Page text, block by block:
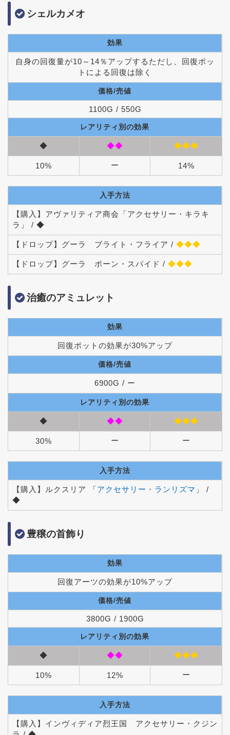
シェルカメオ
効果
自身の回復量が10～14％アップするただし、回復ポッ
トによる回復は除く
価格/売値
1100G / 550G
レアリティ別の効果
◆ ◆◆ ◆◆◆
10% ー 14%
入手方法
【購入】アヴァリティア商会「アクセサリー・キラキ
ラ」 / ◆
【ドロップ】グーラ ブライト・フライア / ◆◆◆
【ドロップ】グーラ ポーン・スパイド / ◆◆◆
治癒のアミュレット
効果
回復ポットの効果が30%アップ
価格/売値
6900G / ー
レアリティ別の効果
◆ ◆◆ ◆◆◆
30% ー ー
入手方法
【購入】ルクスリア 「アクセサリー・ランリズマ 」 /
◆
豊穣の首飾り
効果
回復アーツの効果が10%アップ
価格/売値
3800G / 1900G
レアリティ別の効果
◆ ◆◆ ◆◆◆
10% 12% ー
入手方法
【購入】インヴィディア烈王国 アクセサリー・クジン